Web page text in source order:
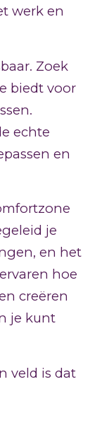
werk en
Zoek
biedt voor
echte
en
je
en het
hoe
creëren
je kunt
veld is dat